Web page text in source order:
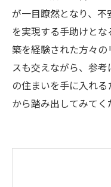
が一目瞭然となり、
を実現する手助けと
築を経験された方々
スも交えながら、参
の住まいを手に入れ
から踏み出してみてく